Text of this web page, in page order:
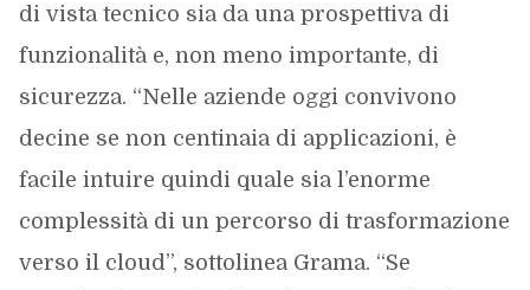
di vista tecnico sia da una prospettiva di
funzionalità e, non meno importante, di
sicurezza. “Nelle aziende oggi convivono
decine se non centinaia di applicazioni, è
facile intuire quindi quale sia l’enorme
complessità di un percorso di trasformazione
verso il cloud”, sottolinea Grama. “Se